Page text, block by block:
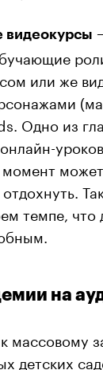
видеокурсы
или же
Одно из
темпе, что
на
массовому
детских